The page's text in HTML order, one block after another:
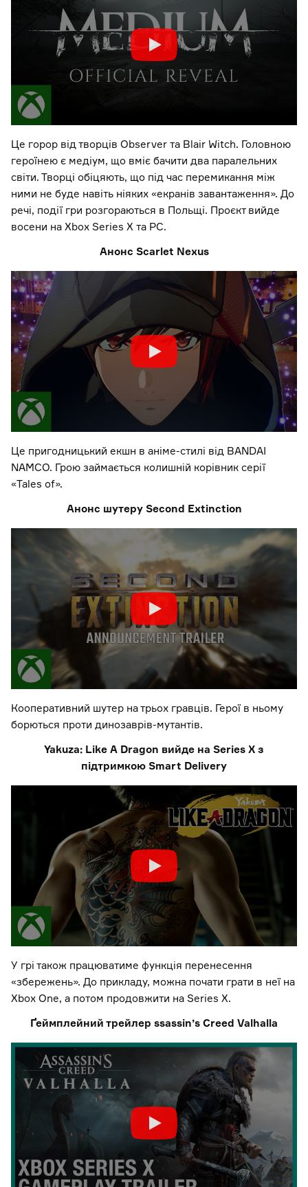
Це горор від творців Observer та Blair Witch. Головною
героїнею є медіум, що вміє бачити два паралельних
світи. Творці обіцяють, що під час перемикання між
ними не буде навіть ніяких «екранів завантаження». До
речі, події гри розгораються в Польщі. Проєкт вийде
восени на Xbox Series X та PC.
Анонс Scarlet Nexus
Це пригодницький екшн в аніме-стилі від BANDAI
NAMCO. Грою займається колишній корівник серії
«Tales of».
Анонс шутеру Second Extinction
Кооперативний шутер на трьох гравців. Герої в ньому
борються проти динозаврів-мутантів.
Yakuza: Like A Dragon вийде на Series X з
підтримкою Smart Delivery
У грі також працюватиме функція перенесення
«збережень». До прикладу, можна почати грати в неї на
Xbox One, а потом продовжити на Series X.
Ґеймплейний трейлер ssassin’s Creed Valhalla